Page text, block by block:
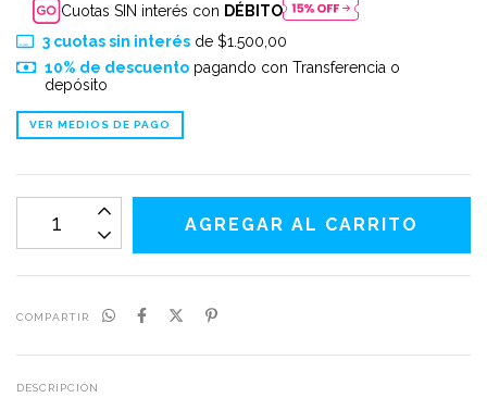
Cuotas SIN interés con DÉBITO
3cuotas sin interésde $1.500,00
10% de descuentopagando con Transferencia o
depósito
VER MEDIOS DE PAGO
COMPARTIR
DESCRIPCIÓN